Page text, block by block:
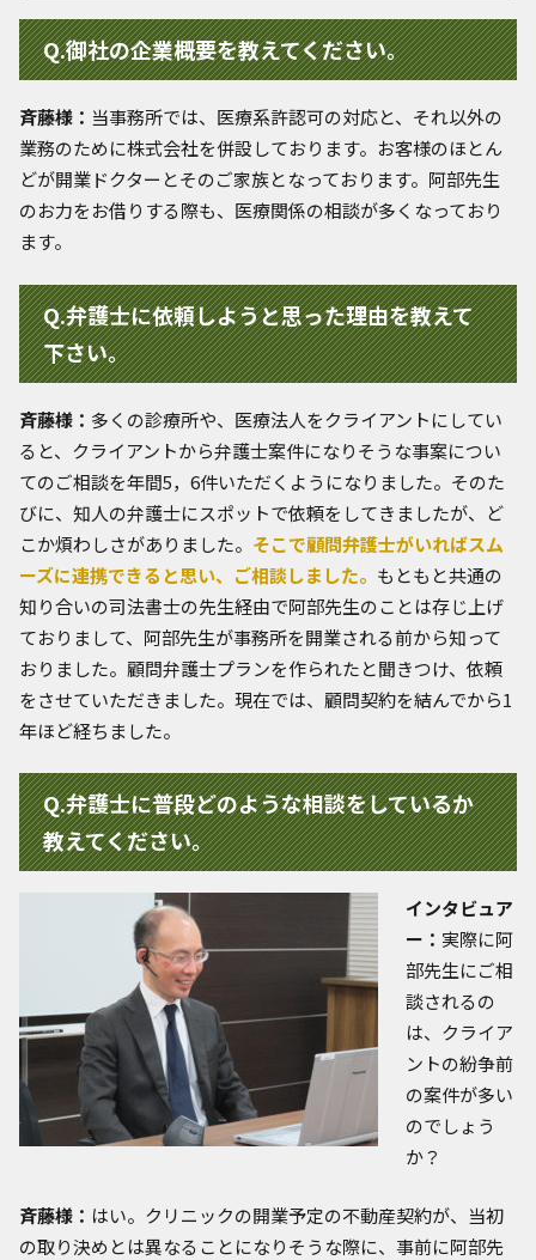
Q.御社の企業概要を教えてください。
斉藤様： 当事務所では、医療系許認可の対応と、それ以外の
業務のために株式会社を併設しております。お客様のほとん
どが開業ドクターとそのご家族となっております。阿部先生
のお力をお借りする際も、医療関係の相談が多くなっており
ます。
Q.弁護士に依頼しようと思った理由を教えて
下さい。
斉藤様： 多くの診療所や、医療法人をクライアントにしてい
ると、クライアントから弁護士案件になりそうな事案につい
てのご相談を年間5，6件いただくようになりました。そのた
びに、知人の弁護士にスポットで依頼をしてきましたが、ど
こか煩わしさがありました。 そこで顧問弁護士がいればスム
ーズに連携できると思い、ご相談しました。 もともと共通の
知り合いの司法書士の先生経由で阿部先生のことは存じ上げ
ておりまして、阿部先生が事務所を開業される前から知って
おりました。顧問弁護士プランを作られたと聞きつけ、依頼
をさせていただきました。現在では、顧問契約を結んでから1
年ほど経ちました。
Q.弁護士に普段どのような相談をしているか
教えてください。
インタビュア
ー： 実際に阿
部先生にご相
談されるの
は、クライア
ントの紛争前
の案件が多い
のでしょう
か？
斉藤様： はい。クリニックの開業予定の不動産契約が、当初
の取り決めとは異なることになりそうな際に、事前に阿部先